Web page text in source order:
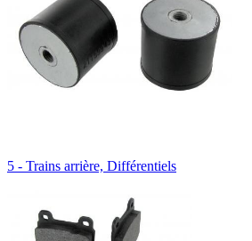
5 - Trains arrière, Différentiels